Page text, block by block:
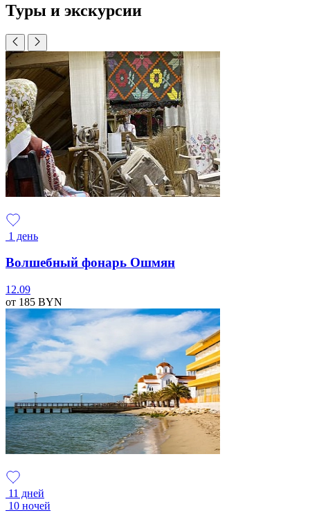
Туры и экскурсии
1 день
Волшебный фонарь Ошмян
12.09
от 185 BYN
11 дней
10 ночей